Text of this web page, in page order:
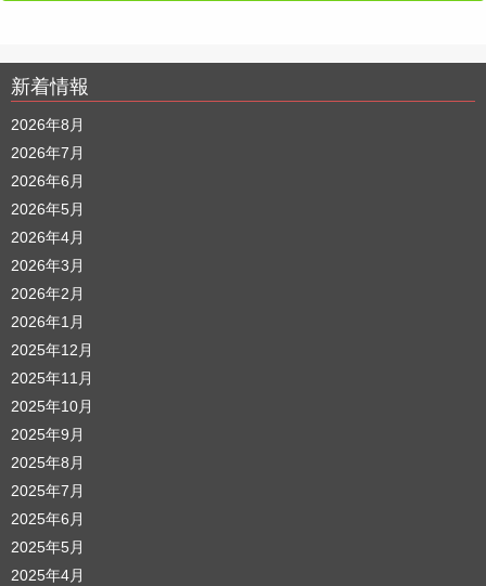
新着情報
2026年8月
2026年7月
2026年6月
2026年5月
2026年4月
2026年3月
2026年2月
2026年1月
2025年12月
2025年11月
2025年10月
2025年9月
2025年8月
2025年7月
2025年6月
2025年5月
2025年4月